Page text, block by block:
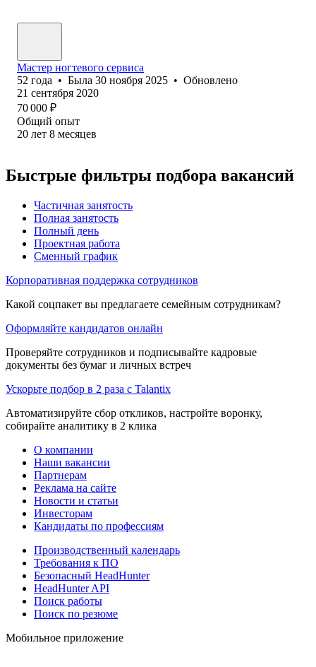
Мастер ногтевого сервиса
52 года • Была 30 ноября 2025 • Обновлено
21 сентября 2020
70 000 ₽
Общий опыт
20 лет 8 месяцев
Быстрые фильтры подбора вакансий
Частичная занятость
Полная занятость
Полный день
Проектная работа
Сменный график
Корпоративная поддержка сотрудников
Какой соцпакет вы предлагаете семейным сотрудникам?
Оформляйте кандидатов онлайн
Проверяйте сотрудников и подписывайте кадровые
документы без бумаг и личных встреч
Ускорьте подбор в 2 раза с Talantix
Автоматизируйте сбор откликов, настройте воронку,
собирайте аналитику в 2 клика
О компании
Наши вакансии
Партнерам
Реклама на сайте
Новости и статьи
Инвесторам
Кандидаты по профессиям
Производственный календарь
Требования к ПО
Безопасный HeadHunter
HeadHunter API
Поиск работы
Поиск по резюме
Мобильное приложение